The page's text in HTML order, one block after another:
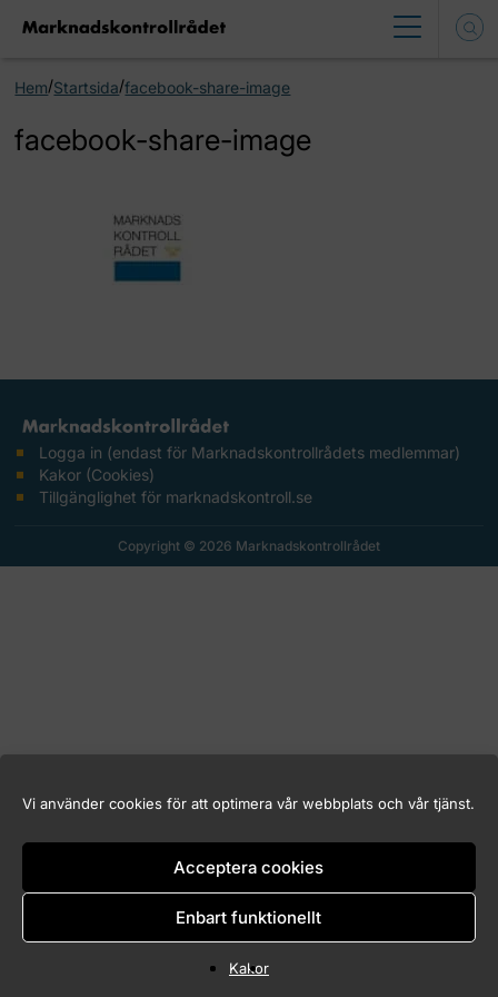
Vi använder cookies för att optimera vår webbplats och vår tjänst.
Acceptera cookies
Enbart funktionellt
Kakor
Hem/Startsida/facebook-share-image
facebook-share-image
Logga in (endast för Marknadskontrollrådets medlemmar)
Kakor (Cookies)
Tillgänglighet för marknadskontroll.se
Copyright © 2026 Marknadskontrollrådet